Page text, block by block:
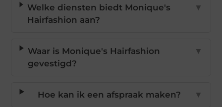
Welke diensten biedt Monique's
Hairfashion aan?
▼
Waar is Monique's Hairfashion
gevestigd?
▼
Hoe kan ik een afspraak maken? ▼